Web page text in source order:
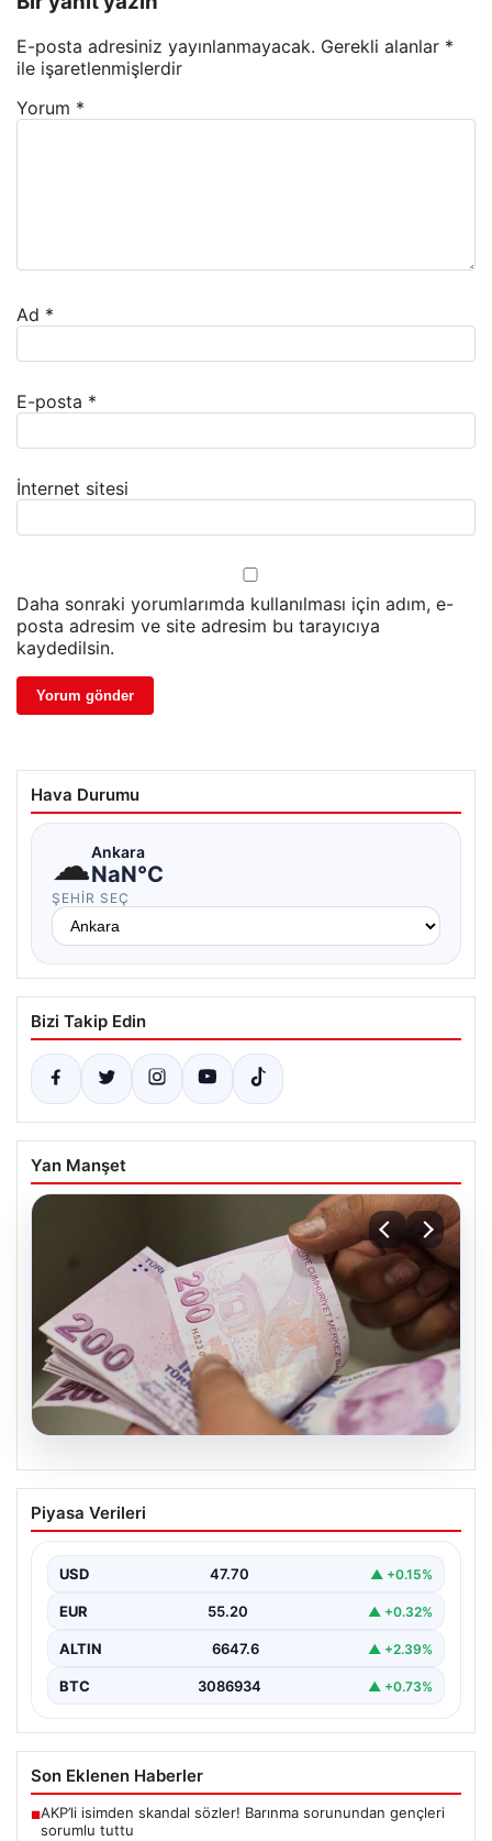
E-posta adresiniz yayınlanmayacak. Gerekli alanlar *
ile işaretlenmişlerdir
Yorum *
Ad *
E-posta *
İnternet sitesi
Daha sonraki yorumlarımda kullanılması için adım, e-
posta adresim ve site adresim bu tarayıcıya
kaydedilsin.
Hava Durumu
☁Ankara
NaN°C
ŞEHIR SEÇ
Bizi Takip Edin
Yan Manşet
06.08.2026
2026 Kurban Bayramı Emekli İkramiyesi
Ne Zaman Yatacak? Detaylar Burada
milyon emekli vatandaşın merakla beklediği bayram
ikramiyesi…
Piyasa Verileri
USD 47.70 ▲ +0.15%
EUR 55.20 ▲ +0.32%
ALTIN 6647.6 ▲ +2.39%
BTC 3086934 ▲ +0.73%
Son Eklenen Haberler
■AKP’li isimden skandal sözler! Barınma sorunundan gençleri
sorumlu tuttu